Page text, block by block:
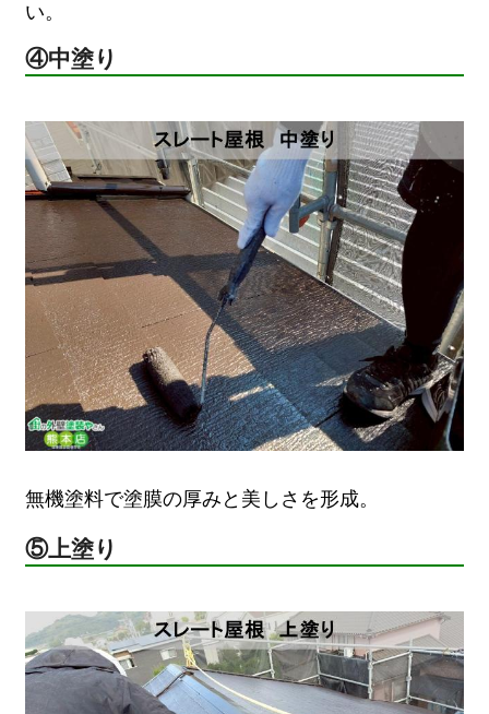
い。
④中塗り
無機塗料で塗膜の厚みと美しさを形成。
⑤上塗り